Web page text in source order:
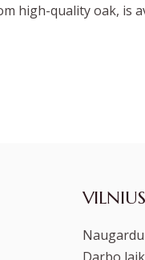
high-quality oak, is
VILNIUS